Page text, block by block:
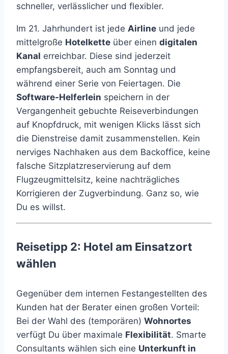
schneller, verlässlicher und flexibler.
Im 21. Jahrhundert ist jede Airline und jede
mittelgroße Hotelkette über einen digitalen
Kanal erreichbar. Diese sind jederzeit
empfangsbereit, auch am Sonntag und
während einer Serie von Feiertagen. Die
Software-Helferlein speichern in der
Vergangenheit gebuchte Reiseverbindungen
auf Knopfdruck, mit wenigen Klicks lässt sich
die Dienstreise damit zusammenstellen. Kein
nerviges Nachhaken aus dem Backoffice, keine
falsche Sitzplatzreservierung auf dem
Flugzeugmittelsitz, keine nachträgliches
Korrigieren der Zugverbindung. Ganz so, wie
Du es willst.
Reisetipp 2: Hotel am Einsatzort
wählen
Gegenüber dem internen Festangestellten des
Kunden hat der Berater einen großen Vorteil:
Bei der Wahl des (temporären) Wohnortes
verfügt Du über maximale Flexibilität. Smarte
Consultants wählen sich eine Unterkunft in